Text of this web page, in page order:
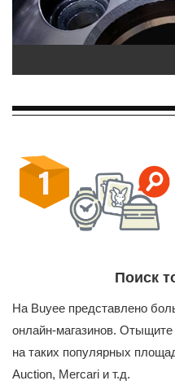
Поиск
На Buyee представлено
онлайн-магазинов.
на таких популярных
Auction, Mercari и т.д.